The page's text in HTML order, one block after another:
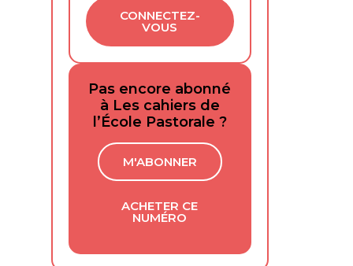
CONNECTEZ-
VOUS
Pas encore abonné
à Les cahiers de
l’École Pastorale ?
M'ABONNER
ACHETER CE
NUMÉRO